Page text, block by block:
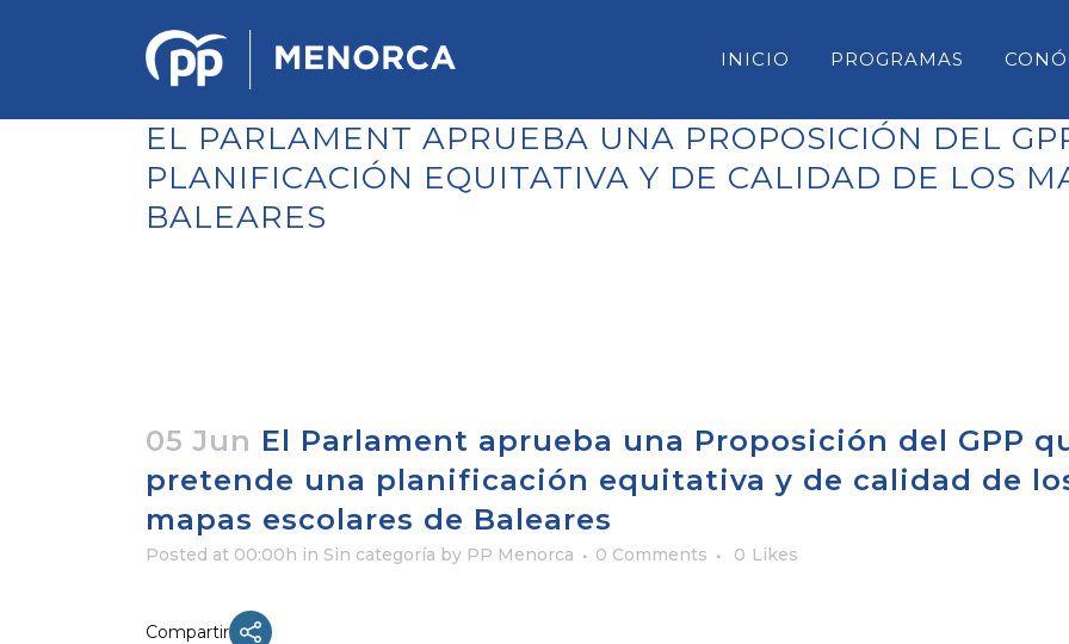
INICIO PROGRAMAS
PONENCIA DE ESTRATEGIA
POLÍTICA Y ECONÓMICA
EL PARLAMENT APRUEBA UNA PROPOSICIÓN DEL
PLANIFICACIÓN EQUITATIVA Y DE CALIDAD DE LOS
BALEARES
05 Jun El Parlament aprueba una Proposición del GPP
pretende una planificación equitativa y de calidad de
mapas escolares de Baleares
Posted at 00:00h in Sin categoría by PP Menorca 0 Comments 0 Likes
Compartir